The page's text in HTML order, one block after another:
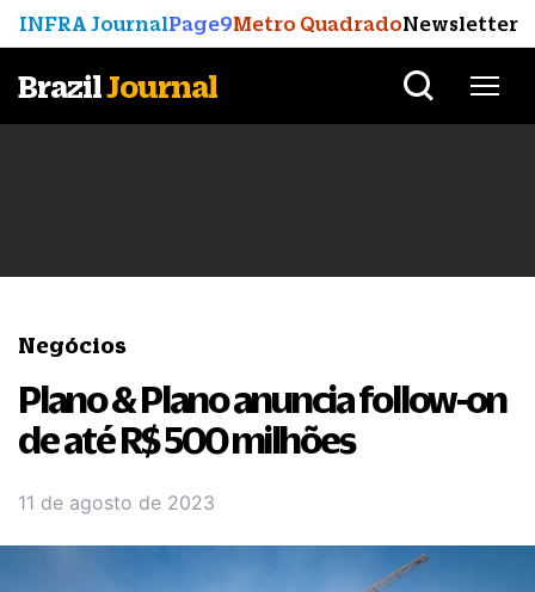
INFRA JournalPage9Metro QuadradoNewsletter
BrazilJournal
Negócios
Plano & Plano anuncia follow-on
de até R$ 500 milhões
11 de agosto de 2023